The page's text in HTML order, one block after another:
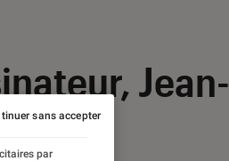
Jean-
par
sans accepter